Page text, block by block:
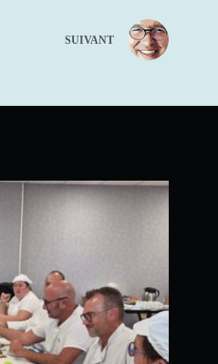
SUIVANT